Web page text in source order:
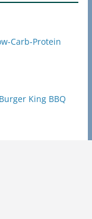
Carb-Protein
Burger King BBQ